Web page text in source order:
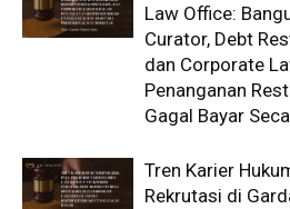
Law Office:
Curator, Debt
dan Corporate
Penanganan
Gagal Bayar
Tren Karier
Rekrutasi di